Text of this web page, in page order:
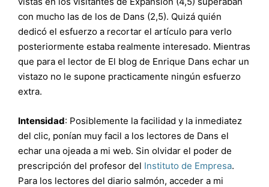
con mucho las de los de Dans (2,5). Quizá quién
dedicó el esfuerzo a recortar el artículo para verlo
posteriormente estaba realmente interesado. Mientras
que para el lector de El blog de Enrique Dans echar un
vistazo no le supone practicamente ningún esfuerzo
extra.
Intensidad: Posiblemente la facilidad y la inmediatez
del clic, ponían muy facil a los lectores de Dans el
echar una ojeada a mi web. Sin olvidar el poder de
prescripción del profesor del Instituto de Empresa.
Para los lectores del diario salmón, acceder a mi